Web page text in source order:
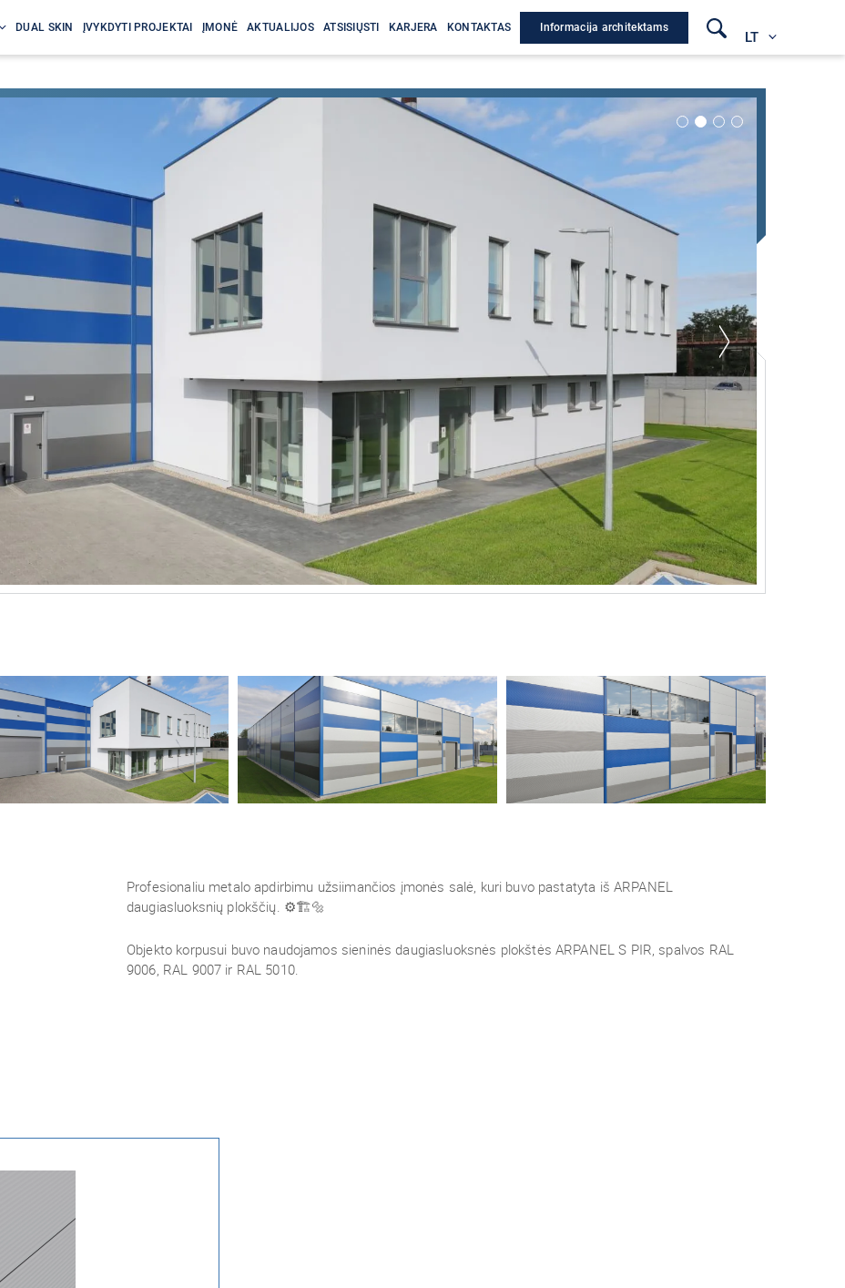
DUAL SKIN ĮVYKDYTI PROJEKTAI ĮMONĖ AKTUALIJOS ATSISIŲSTI KARJERA KONTAKTAS Informacija architektams
LT
Profesionaliu metalo apdirbimu užsiimančios įmonės salė, kuri buvo pastatyta iš ARPANEL
daugiasluoksnių plokščių. ⚙️🏗🔩
Objekto korpusui buvo naudojamos sieninės daugiasluoksnės plokštės ARPANEL S PIR, spalvos RAL
9006, RAL 9007 ir RAL 5010.